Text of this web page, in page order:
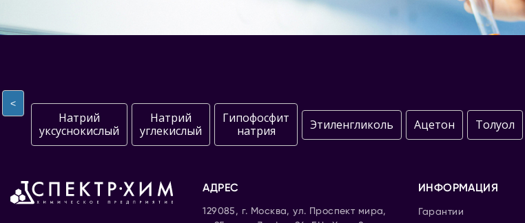
<
Натрий
уксуснокислый
Натрий
углекислый
Гипофосфит
натрия
Этиленгликоль Ацетон Толуол
АДРЕС
129085, г. Москва, ул. Проспект мира,
ИНФОРМАЦИЯ
Гарантии